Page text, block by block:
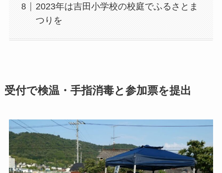
2023年は吉田小学校の校庭でふるさとま
つりを
受付で検温・手指消毒と参加票を提出